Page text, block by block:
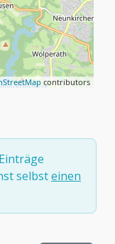
contributors
selbsteinen